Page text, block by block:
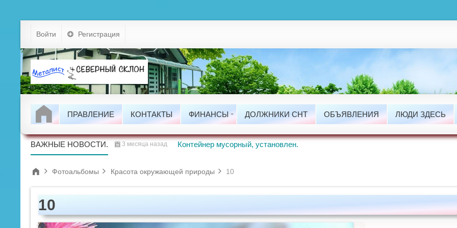
Войти Регистрация
ПРАВЛЕНИЕ КОНТАКТЫ ФИНАНСЫ
Тарифы
Документы
Задолжности
Проводимые Работы.ДОЛЖНИКИ СНТ ОБЪЯВЛЕНИЯ ЛЮДИ ЗДЕСЬ
ВАЖНЫЕ НОВОСТИ. 3 месяца назад Контейнер мусорный, установлен.
Фотоальбомы Красота окружающей природы 10
10